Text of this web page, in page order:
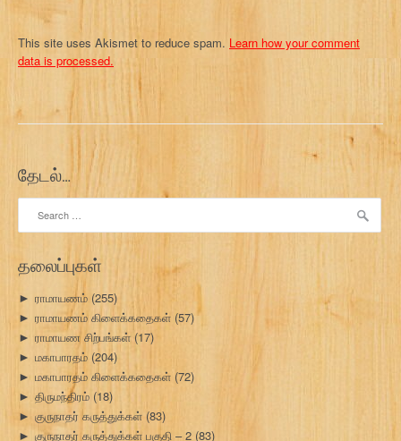
This site uses Akismet to reduce spam. Learn how your comment
data is processed.
தேடல்…
தலைப்புகள்
► ராமாயணம் (255)
► ராமாயணம் கிளைக்கதைகள் (57)
► ராமாயண சிற்பங்கள் (17)
► மகாபாரதம் (204)
► மகாபாரதம் கிளைக்கதைகள் (72)
► திருமந்திரம் (18)
► குருநாதர் கருத்துக்கள் (83)
► குருநாதர் கருத்துக்கள் பகுதி – 2 (83)